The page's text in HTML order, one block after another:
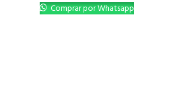
Comprar por Whatsapp